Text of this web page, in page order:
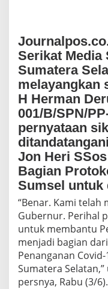
Serikat Media
Sumatera
melayangkan
H Herman
001/B/SPN/
pernyataan
Jon Heri
Bagian
Sumsel untuk
“Benar. Kami telah
Gubernur. Perihal
untuk membantu
menjadi bagian
Penanganan
Sumatera
persnya, Rabu (3/6).